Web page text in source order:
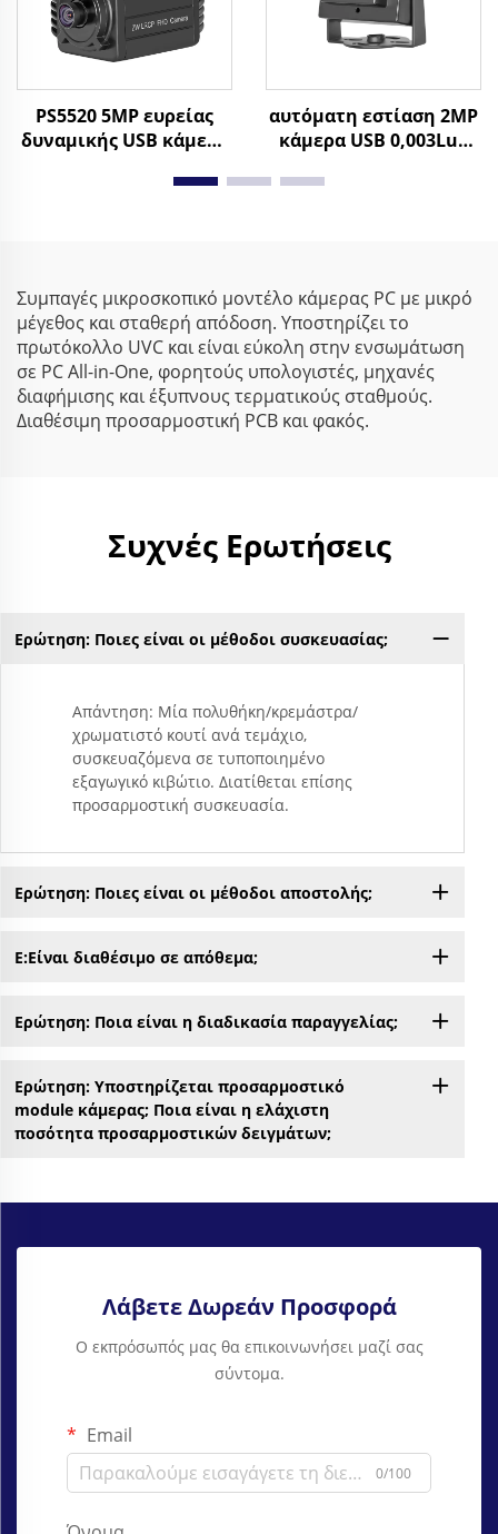
PS5520 5MP ευρείας
δυναμικής USB κάμερα
30FPS μικρή κάμερα
αυτόματη εστίαση 2MP
κάμερα USB 0,003Lux
1080P δυναμικό εύρος
Συμπαγές μικροσκοπικό μοντέλο κάμερας PC με μικρό
μέγεθος και σταθερή απόδοση. Υποστηρίζει το
πρωτόκολλο UVC και είναι εύκολη στην ενσωμάτωση
σε PC All-in-One, φορητούς υπολογιστές, μηχανές
διαφήμισης και έξυπνους τερματικούς σταθμούς.
Διαθέσιμη προσαρμοστική PCB και φακός.
Συχνές Ερωτήσεις
Ερώτηση: Ποιες είναι οι μέθοδοι συσκευασίας;
Απάντηση: Μία πολυθήκη/κρεμάστρα/
χρωματιστό κουτί ανά τεμάχιο,
συσκευαζόμενα σε τυποποιημένο
εξαγωγικό κιβώτιο. Διατίθεται επίσης
προσαρμοστική συσκευασία.
Ερώτηση: Ποιες είναι οι μέθοδοι αποστολής;
Ε:Είναι διαθέσιμο σε απόθεμα;
Ερώτηση: Ποια είναι η διαδικασία παραγγελίας;
Ερώτηση: Υποστηρίζεται προσαρμοστικό
module κάμερας; Ποια είναι η ελάχιστη
ποσότητα προσαρμοστικών δειγμάτων;
Λάβετε Δωρεάν Προσφορά
Ο εκπρόσωπός μας θα επικοινωνήσει μαζί σας
σύντομα.
Email
0/100